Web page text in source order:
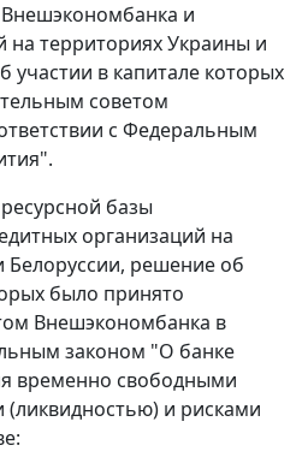
и
на территориях Украины и
участии в капитале которых
советом
с Федеральным
базы
организаций на
Белоруссии, решение об
было принято
Внешэкономбанка в
законом "О банке
временно свободными
и рисками